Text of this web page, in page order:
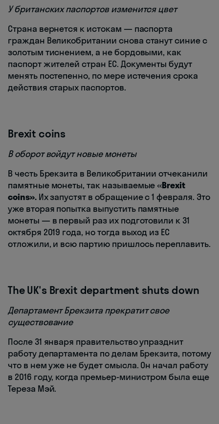
У британских паспортов изменится цвет
Страна вернется к истокам — паспорта
граждан Великобритании снова станут синие с
золотым тиснением, а не бордовыми, как
паспорт жителей стран ЕС. Документы будут
менять постепенно, по мере истечения срока
действия старых паспортов.
Brexit coins
В оборот войдут новые монеты
В честь Брекзита в Великобритании отчеканили
памятные монеты, так называемые «Brexit
coins». Их запустят в обращение с 1 февраля. Это
уже вторая попытка выпустить памятные
монеты — в первый раз их подготовили к 31
октября 2019 года, но тогда выход из ЕС
отложили, и всю партию пришлось переплавить.
The UK's Brexit department shuts down
Департамент Брекзита прекратит свое
существование
После 31 января правительство упразднит
работу департамента по делам Брекзита, потому
что в нем уже не будет смысла. Он начал работу
в 2016 году, когда премьер-министром была еще
Тереза Мэй.